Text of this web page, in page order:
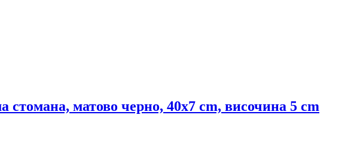
стомана, матово черно, 40x7 cm, височина 5 cm